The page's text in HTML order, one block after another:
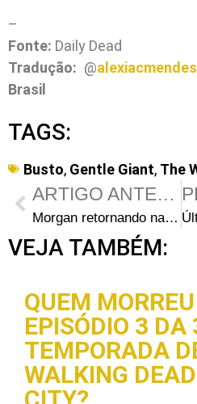
–
Fonte: Daily Dead
Tradução: @alexiacmendes
Brasil
TAGS:
Busto, Gentle Giant, The
ARTIGO ANTERIOR
Morgan retornando na quarta temporada de The Walking Dead?
VEJA TAMBÉM:
QUEM
EPISÓDIO 3 DA
TEMPORADA
WALKING